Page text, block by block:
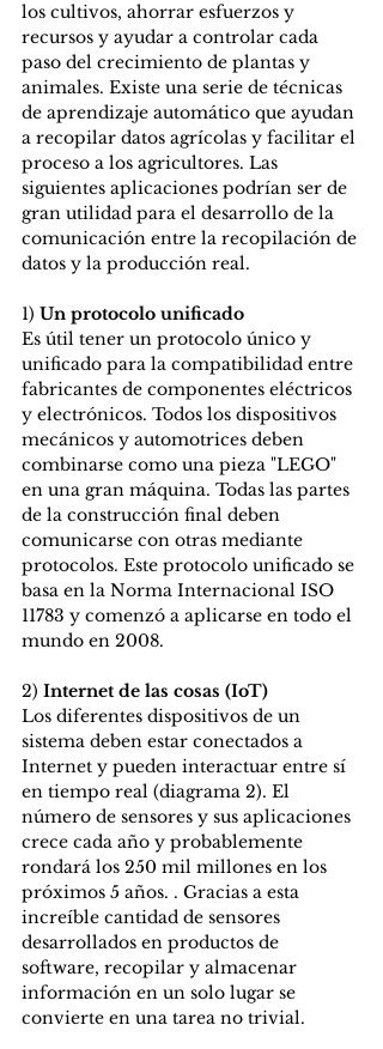
los cultivos, ahorrar esfuerzos y
recursos y ayudar a controlar cada
paso del crecimiento de plantas y
animales. Existe una serie de técnicas
de aprendizaje automático que ayudan
a recopilar datos agrícolas y facilitar el
proceso a los agricultores. Las
siguientes aplicaciones podrían ser de
gran utilidad para el desarrollo de la
comunicación entre la recopilación de
datos y la producción real.
1) Un protocolo unificado
Es útil tener un protocolo único y
unificado para la compatibilidad entre
fabricantes de componentes eléctricos
y electrónicos. Todos los dispositivos
mecánicos y automotrices deben
combinarse como una pieza "LEGO"
en una gran máquina. Todas las partes
de la construcción final deben
comunicarse con otras mediante
protocolos. Este protocolo unificado se
basa en la Norma Internacional ISO
11783 y comenzó a aplicarse en todo el
mundo en 2008.
2) Internet de las cosas (IoT)
Los diferentes dispositivos de un
sistema deben estar conectados a
Internet y pueden interactuar entre sí
en tiempo real (diagrama 2). El
número de sensores y sus aplicaciones
crece cada año y probablemente
rondará los 250 mil millones en los
próximos 5 años. . Gracias a esta
increíble cantidad de sensores
desarrollados en productos de
software, recopilar y almacenar
información en un solo lugar se
convierte en una tarea no trivial.